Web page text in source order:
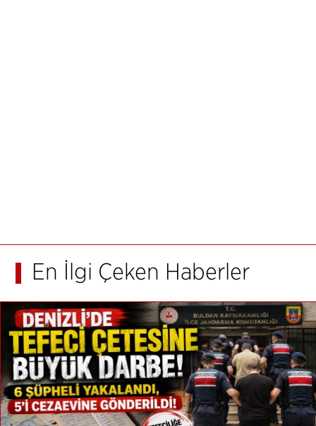
En İlgi Çeken Haberler